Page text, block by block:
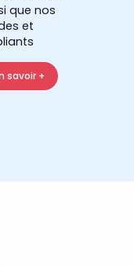
que nos
et
savoir +